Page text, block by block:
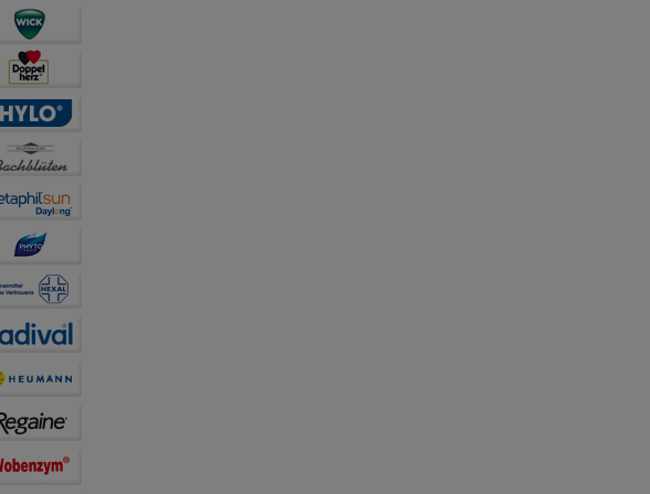
teilweise an Dritte wie z.B. Google oder soziale Medien übertragen werden.